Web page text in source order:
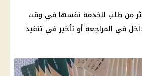
من طلب للخدمة نفسها في وقت
في المراجعة أو تأخير في تنفيذ